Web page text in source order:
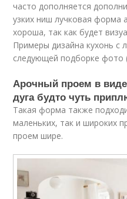
часто дополняется
узких ниш лучковая форма
хороша, так как будет
Примеры дизайна кухонь с
следующей подборке фото
Арочный проем в
дуга будто чуть
Такая форма также
маленьких, так и широких
проем шире.